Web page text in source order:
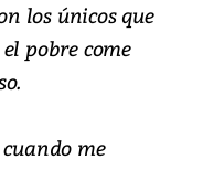
los únicos que
pobre come
me